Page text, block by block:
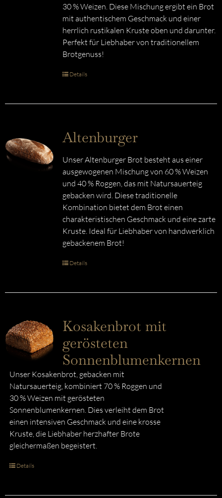
30 % Weizen. Diese Mischung ergibt ein Brot
mit authentischem Geschmack und einer
herrlich rustikalen Kruste oben und darunter.
Perfekt für Liebhaber von traditionellem
Brotgenuss!
Details
Altenburger
Unser Altenburger Brot besteht aus einer
ausgewogenen Mischung von 60 % Weizen
und 40 % Roggen, das mit Natursauerteig
gebacken wird. Diese traditionelle
Kombination bietet dem Brot einen
charakteristischen Geschmack und eine zarte
Kruste. Ideal für Liebhaber von handwerklich
gebackenem Brot!
Details
Kosakenbrot mit
gerösteten
Sonnenblumenkernen
Unser Kosakenbrot, gebacken mit
Natursauerteig, kombiniert 70 % Roggen und
30 % Weizen mit gerösteten
Sonnenblumenkernen. Dies verleiht dem Brot
einen intensiven Geschmack und eine krosse
Kruste, die Liebhaber herzhafter Brote
gleichermaßen begeistert.
Details